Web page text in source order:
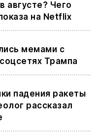
августе? Чего
на Netflix
мемами с
Трампа
падения ракеты
рассказал